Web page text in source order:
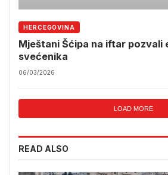
HERCEGOVINA
Mještani Šćipa na iftar pozvali
svećenika
06/03/2026
LOAD MORE
READ ALSO